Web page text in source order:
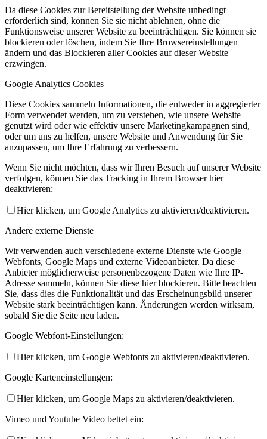
Da diese Cookies zur Bereitstellung der Website unbedingt
erforderlich sind, können Sie sie nicht ablehnen, ohne die
Funktionsweise unserer Website zu beeinträchtigen. Sie können sie
blockieren oder löschen, indem Sie Ihre Browsereinstellungen
ändern und das Blockieren aller Cookies auf dieser Website
erzwingen.
Google Analytics Cookies
Diese Cookies sammeln Informationen, die entweder in aggregierter
Form verwendet werden, um zu verstehen, wie unsere Website
genutzt wird oder wie effektiv unsere Marketingkampagnen sind,
oder um uns zu helfen, unsere Website und Anwendung für Sie
anzupassen, um Ihre Erfahrung zu verbessern.
Wenn Sie nicht möchten, dass wir Ihren Besuch auf unserer Website
verfolgen, können Sie das Tracking in Ihrem Browser hier
deaktivieren:
Hier klicken, um Google Analytics zu aktivieren/deaktivieren.
Andere externe Dienste
Wir verwenden auch verschiedene externe Dienste wie Google
Webfonts, Google Maps und externe Videoanbieter. Da diese
Anbieter möglicherweise personenbezogene Daten wie Ihre IP-
Adresse sammeln, können Sie diese hier blockieren. Bitte beachten
Sie, dass dies die Funktionalität und das Erscheinungsbild unserer
Website stark beeinträchtigen kann. Änderungen werden wirksam,
sobald Sie die Seite neu laden.
Google Webfont-Einstellungen:
Hier klicken, um Google Webfonts zu aktivieren/deaktivieren.
Google Karteneinstellungen:
Hier klicken, um Google Maps zu aktivieren/deaktivieren.
Vimeo und Youtube Video bettet ein: